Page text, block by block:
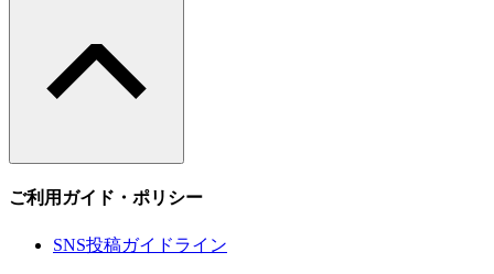
ご利用ガイド・ポリシー
SNS投稿ガイドライン